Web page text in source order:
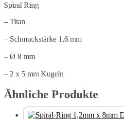
Spiral Ring
– Titan
– Schmuckstärke 1,6 mm
– Ø 8 mm
– 2 x 5 mm Kugeln
Ähnliche Produkte